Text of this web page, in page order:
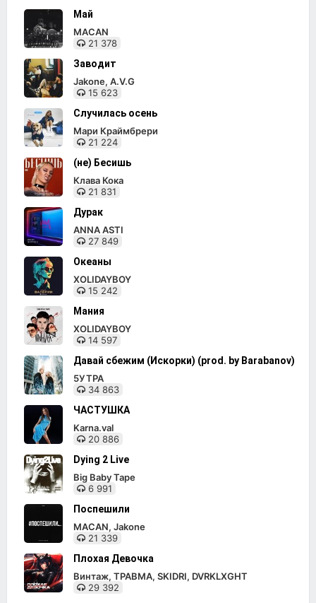
Май
MACAN
21 378
Заводит
Jakone, A.V.G
15 623
Случилась осень
Мари Краймбрери
21 224
(не) Бесишь
Клава Кока
21 831
Дурак
ANNA ASTI
27 849
Океаны
XOLIDAYBOY
15 242
Мания
XOLIDAYBOY
14 597
Давай сбежим (Искорки) (prod. by Barabanov)
5УТРА
34 863
ЧАСТУШКА
Karna.val
20 886
Dying 2 Live
Big Baby Tape
6 991
Поспешили
MACAN, Jakone
21 339
Плохая Девочка
Винтаж, ТРАВМА, SKIDRI, DVRKLXGHT
29 392